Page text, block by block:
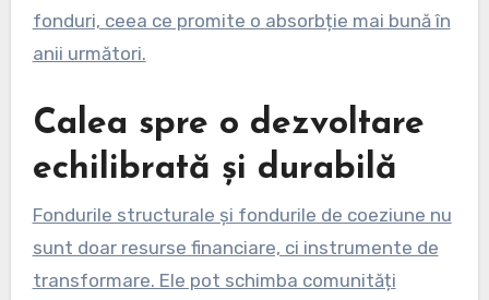
fonduri, ceea ce promite o absorbție mai bună în
anii următori.
Calea spre o dezvoltare
echilibrată și durabilă
Fondurile structurale și fondurile de coeziune nu
sunt doar resurse financiare, ci instrumente de
transformare. Ele pot schimba comunități